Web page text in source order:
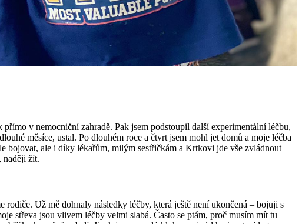
v nemocniční zahradě. Pak jsem podstoupil další experimentální léčbu,
měsíce, ustal. Po dlouhém roce a čtvrt jsem mohl jet domů a moje léčba
bojovat, ale i díky lékařům, milým sestřičkám a Krtkovi jde vše zvládnout
naději žít.
Už mě dohnaly následky léčby, která ještě není ukončená – bojuji s
střeva jsou vlivem léčby velmi slabá. Často se ptám, proč musím mít tu